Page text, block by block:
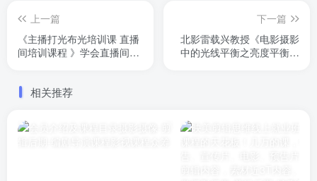
上一篇
《主播打光布光培训课 直播
间培训课程 》学会直播间灯
下一篇
北影雷载兴教授《电影摄影
中的光线平衡之亮度平衡》
时讲解。花小钱，听大师讲
相关推荐